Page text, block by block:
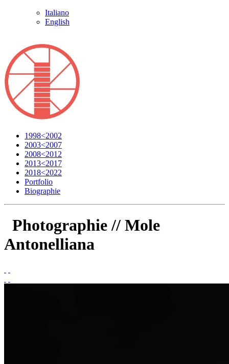
Italiano
English
1998<2002
2003<2007
2008<2012
2013<2017
2018<2022
Portfolio
Biographie
Photographie // Mole
Antonelliana